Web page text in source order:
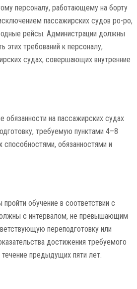
персоналу, работающему на борту
пассажирских судов ро-ро,
рейсы. Администрации должны
этих требований к персоналу,
судах, совершающих внутренние
обязанности на пассажирских судах
требуемую пунктами 4–8
способностями, обязанностями и
обучение в соответствии с
с интервалом, не превышающим
переподготовку или
достижения требуемого
предыдущих пяти лет.